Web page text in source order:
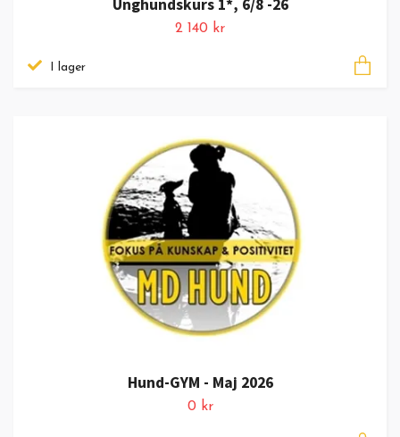
Unghundskurs 1*, 6/8 -26
2 140 kr
I lager
Hund-GYM - Maj 2026
0 kr